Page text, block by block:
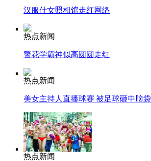
走！跟着总书记去植树
消防员救轻生者
纽约上演“枕头大战”
司机酒驾遇交警 急速倒车逃窜
汉服仕女照相馆走红网络
热点新闻
警花学霸神似高圆圆走红
热点新闻
美女主持人直播球赛 被足球砸中脑袋
热点新闻